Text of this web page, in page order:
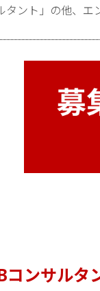
ント」の他、エ
コンサルタ